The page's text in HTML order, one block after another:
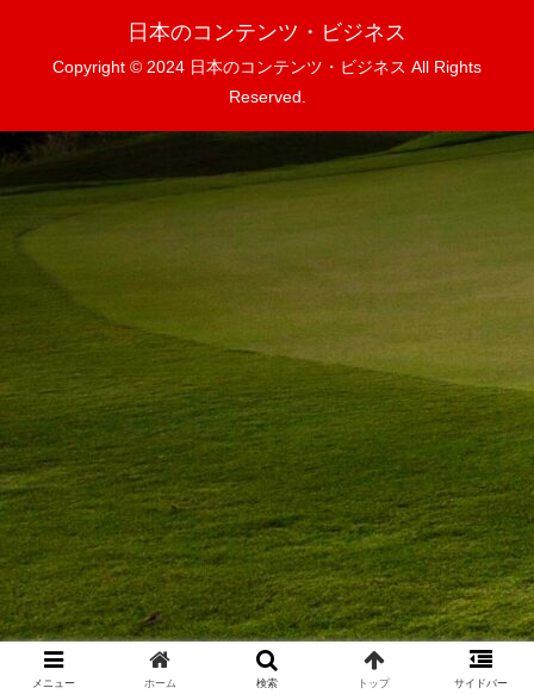
日本のコンテンツ・ビジネス
Copyright © 2024 日本のコンテンツ・ビジネス All Rights
Reserved.
メニュー ホーム 検索 トップ サイドバー